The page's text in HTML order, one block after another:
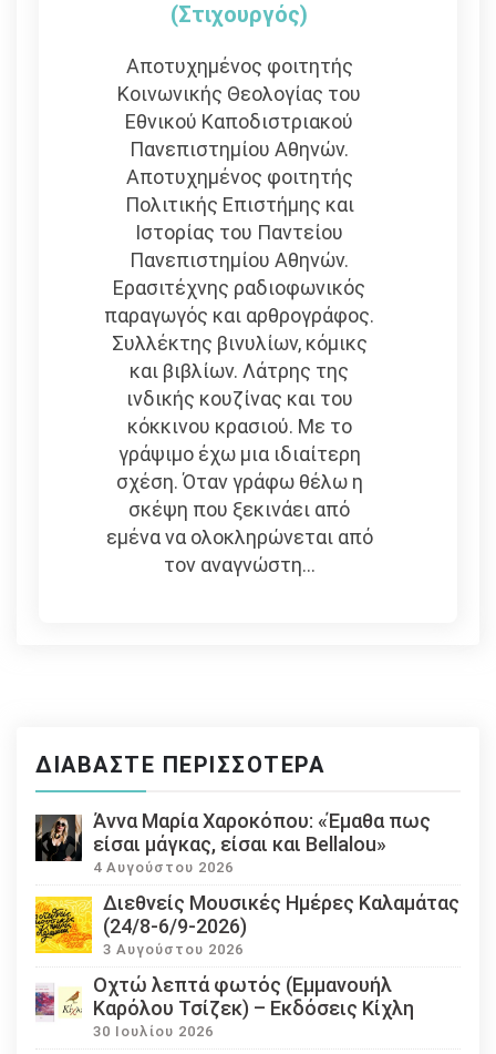
(στιχουργός)
Αποτυχημένος φοιτητής
Κοινωνικής Θεολογίας του
Εθνικού Καποδιστριακού
Πανεπιστημίου Αθηνών.
Αποτυχημένος φοιτητής
Πολιτικής Επιστήμης και
Ιστορίας του Παντείου
Πανεπιστημίου Αθηνών.
Ερασιτέχνης ραδιοφωνικός
παραγωγός και αρθρογράφος.
Συλλέκτης βινυλίων, κόμικς
και βιβλίων. Λάτρης της
ινδικής κουζίνας και του
κόκκινου κρασιού. Με το
γράψιμο έχω μια ιδιαίτερη
σχέση. Όταν γράφω θέλω η
σκέψη που ξεκινάει από
εμένα να ολοκληρώνεται από
τον αναγνώστη...
ΔΙΑΒΆΣΤΕ ΠΕΡΙΣΣΌΤΕΡΑ
Άννα Μαρία Χαροκόπου: «Έμαθα πως
είσαι μάγκας, είσαι και Bellalou»
4 Αυγούστου 2026
Διεθνείς Μουσικές Ημέρες Καλαμάτας
(24/8-6/9-2026)
3 Αυγούστου 2026
Οχτώ λεπτά φωτός (Εμμανουήλ
Καρόλου Τσίζεκ) – Εκδόσεις Κίχλη
30 Ιουλίου 2026